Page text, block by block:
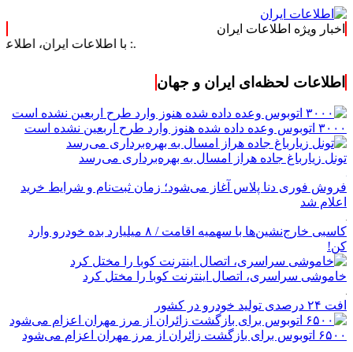
اخبار ویژه اطلاعات ایران
.: با اطلاعات ایران، اطلاعات خود را
اطلاعات لحظه‌ای ایران و جهان
۳۰۰۰ اتوبوس وعده داده شده هنوز وارد طرح اربعین نشده است
تونل زیارباغ جاده هراز امسال به بهره‌برداری می‌رسد
فروش فوری دنا پلاس آغاز می‌شود؛ زمان ثبت‌نام و شرایط خرید
اعلام شد
کاسبی خارج‌نشین‌ها با سهمیه اقامت / ۸ میلیارد بده خودرو وارد
کن!
خاموشی سراسری، اتصال اینترنت کوبا را مختل کرد
افت ۲۴ درصدی تولید خودرو در کشور
۶۵۰۰ اتوبوس برای بازگشت زائران از مرز مهران اعزام می‌شود